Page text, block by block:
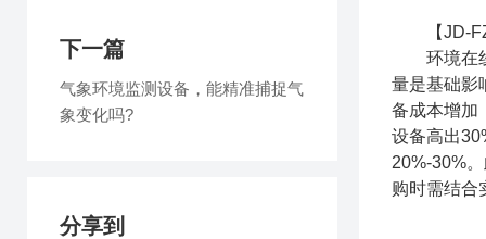
【JD-FZ3
环境在线
量是基础影
备成本增加
设备高出
20%-30%
购时需结合
下一篇
气象环境监测设备，能精准捕捉气
象变化吗?
分享到